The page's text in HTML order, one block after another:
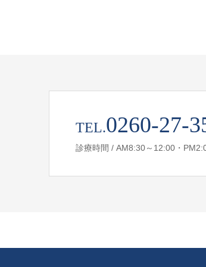
TEL.0260-27-
診療時間 / AM8:30～12:00・